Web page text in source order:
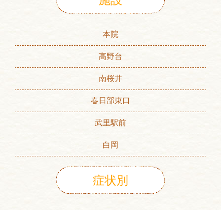
本院
高野台
南桜井
春日部東口
武里駅前
白岡
症状別